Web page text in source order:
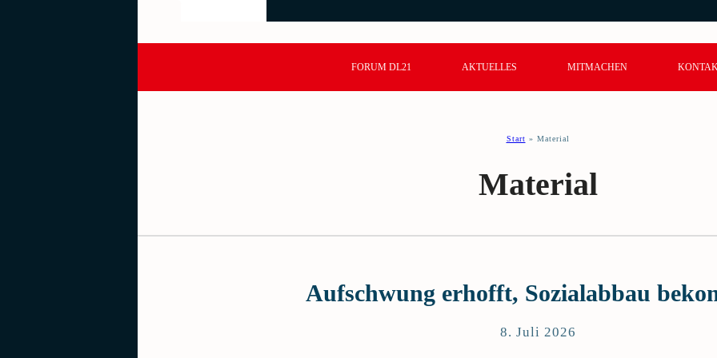
FORUM DL21 AKTUELLES MITMACHEN
Start » Material
Material
Aufschwung erhofft, Sozialabbau
8. Juli 2026